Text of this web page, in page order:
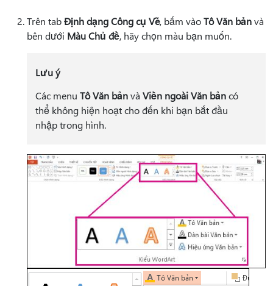
Trên tabĐịnh dạng Công cụ Vẽ, bấm vàoTô Văn bảnvà
bên dưới Màu Chủ đề, hãy chọn màu bạn muốn.
Lưu ý
Các menu Tô Văn bảnvà Viền ngoài Văn bảncó
thể không hiện hoạt cho đến khi bạn bắt đầu
nhập trong hình.